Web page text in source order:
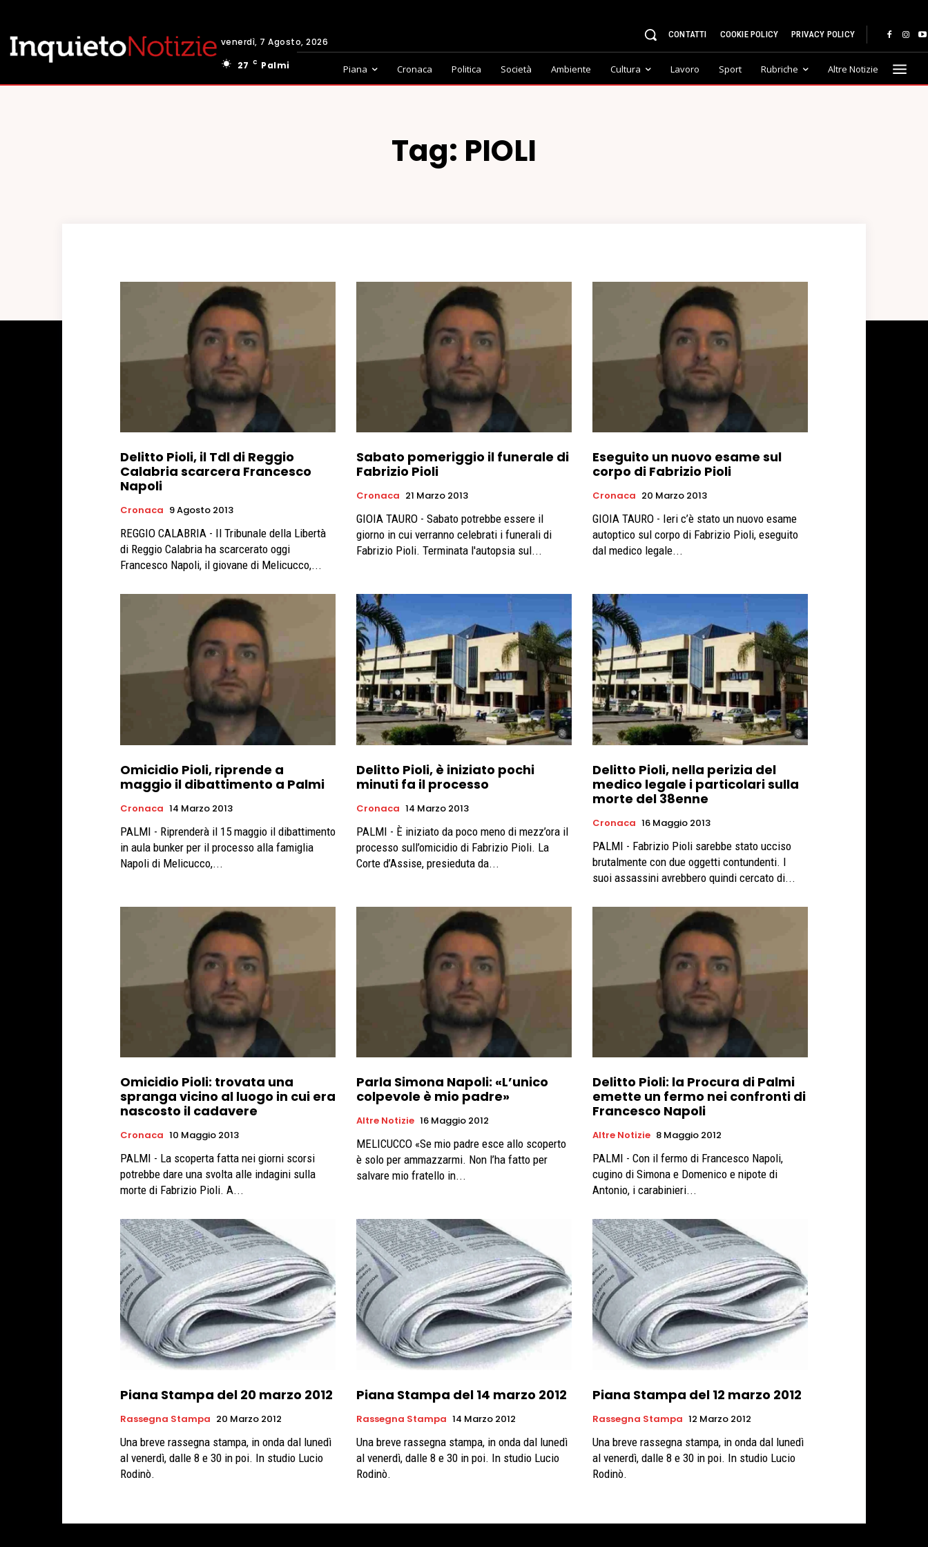
venerdì, 7 Agosto, 2026
27
C Palmi
CONTATTI COOKIE POLICY PRIVACY POLICY
Piana Cronaca Politica Società Ambiente Cultura Lavoro Sport Rubriche Altre Notizie
Tag: PIOLI
Delitto Pioli, il Tdl di Reggio
Calabria scarcera Francesco
Napoli
Cronaca 9 Agosto 2013
REGGIO CALABRIA - Il Tribunale della Libertà
di Reggio Calabria ha scarcerato oggi
Francesco Napoli, il giovane di Melicucco,...
Sabato pomeriggio il funerale di
Fabrizio Pioli
Cronaca 21 Marzo 2013
GIOIA TAURO - Sabato potrebbe essere il
giorno in cui verranno celebrati i funerali di
Fabrizio Pioli. Terminata l'autopsia sul...
Eseguito un nuovo esame sul
corpo di Fabrizio Pioli
Cronaca 20 Marzo 2013
GIOIA TAURO - Ieri c’è stato un nuovo esame
autoptico sul corpo di Fabrizio Pioli, eseguito
dal medico legale...
Omicidio Pioli, riprende a
maggio il dibattimento a Palmi
Cronaca 14 Marzo 2013
PALMI - Riprenderà il 15 maggio il dibattimento
in aula bunker per il processo alla famiglia
Napoli di Melicucco,...
Delitto Pioli, è iniziato pochi
minuti fa il processo
Cronaca 14 Marzo 2013
PALMI - È iniziato da poco meno di mezz’ora il
processo sull’omicidio di Fabrizio Pioli. La
Corte d’Assise, presieduta da...
Delitto Pioli, nella perizia del
medico legale i particolari sulla
morte del 38enne
Cronaca 16 Maggio 2013
PALMI - Fabrizio Pioli sarebbe stato ucciso
brutalmente con due oggetti contundenti. I
suoi assassini avrebbero quindi cercato di...
Omicidio Pioli: trovata una
spranga vicino al luogo in cui era
nascosto il cadavere
Cronaca 10 Maggio 2013
PALMI - La scoperta fatta nei giorni scorsi
potrebbe dare una svolta alle indagini sulla
morte di Fabrizio Pioli. A...
Parla Simona Napoli: «L’unico
colpevole è mio padre»
Altre Notizie 16 Maggio 2012
MELICUCCO «Se mio padre esce allo scoperto
è solo per ammazzarmi. Non l’ha fatto per
salvare mio fratello in...
Delitto Pioli: la Procura di Palmi
emette un fermo nei confronti di
Francesco Napoli
Altre Notizie 8 Maggio 2012
PALMI - Con il fermo di Francesco Napoli,
cugino di Simona e Domenico e nipote di
Antonio, i carabinieri...
Piana Stampa del 20 marzo 2012
Rassegna Stampa 20 Marzo 2012
Una breve rassegna stampa, in onda dal lunedì
al venerdì, dalle 8 e 30 in poi. In studio Lucio
Rodinò.
Piana Stampa del 14 marzo 2012
Rassegna Stampa 14 Marzo 2012
Una breve rassegna stampa, in onda dal lunedì
al venerdì, dalle 8 e 30 in poi. In studio Lucio
Rodinò.
Piana Stampa del 12 marzo 2012
Rassegna Stampa 12 Marzo 2012
Una breve rassegna stampa, in onda dal lunedì
al venerdì, dalle 8 e 30 in poi. In studio Lucio
Rodinò.